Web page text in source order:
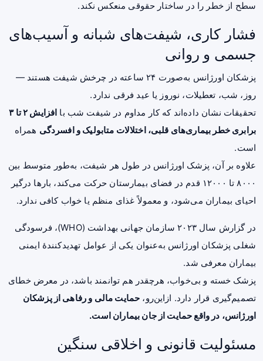
سطح از خطر را در ساختار حقوقی منعکس نکند.
فشار کاری، شیفت‌های شبانه و آسیب‌های
جسمی و روانی
پزشکان اورژانس به‌صورت ۲۴ ساعته در چرخش شیفت هستند —
روز، شب، تعطیلات، نوروز یا عید فرقی ندارد.
تحقیقات نشان داده‌اند که کار مداوم در شیفت شب با
افزایش ۲ تا ۳
برابری خطر بیماری‌های قلبی، اختلالات متابولیک وافسردگی همراه
است.
علاوه بر آن، پزشک اورژانس در طول هر شیفت، به‌طور متوسط بین
۸۰۰۰ تا ۱۲۰۰۰ قدم در فضای بیمارستان حرکت می‌کند، بارها درگیر
احیای بیماران می‌شود، و معمولاً غذای منظم یا خواب کافی ندارد.
در گزارش سال ۲۰۲۳ سازمان جهانی بهداشت (WHO)، فرسودگی
شغلی پزشکان اورژانس به‌عنوان یکی از عوامل تهدیدکنندهٔ ایمنی
بیماران معرفی شد.
پزشک خسته و بی‌خواب، هرچقدر هم توانمند باشد، در معرض خطای
تصمیم‌گیری قرار دارد. ازاین‌رو، حمایت مالی و رفاهی از پزشکان
اورژانس، در واقع حمایت از جان بیماران است.
مسئولیت قانونی و اخلاقی سنگین